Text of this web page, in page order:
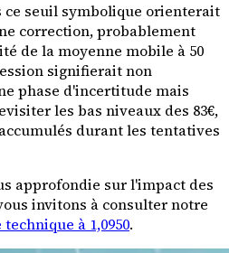
ce seuil symbolique orienterait
correction, probablement
de la moyenne mobile à 50
signifierait non
phase d'incertitude mais
les bas niveaux des 83€,
durant les tentatives
approfondie sur l'impact des
invitons à consulter notre
à 1,0950.